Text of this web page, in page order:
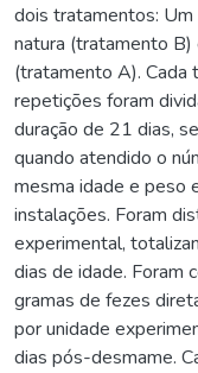
dois tratamentos:
natura (tratamento B)
(tratamento A).
repetições foram
duração de 21 dias,
quando atendido o
mesma idade e peso
instalações. Foram
experimental,
dias de idade. Foram
gramas de fezes
por unidade
dias pós-desmame.